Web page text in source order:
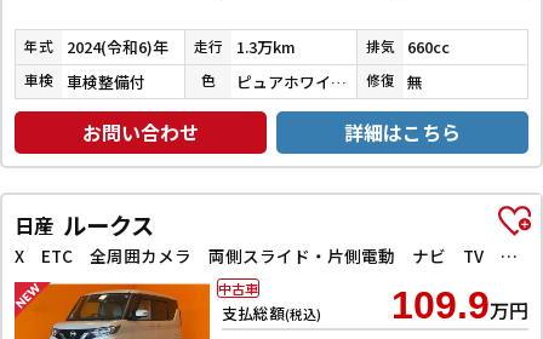
年式 2024(令和6)年 走行 1.3万km 排気 660cc
車検 車検整備付 色 ピュアホワイトパール 修復 無
お問い合わせ 詳細はこちら
日産 ルークス
X ETC 全周囲カメラ 両側スライド・片側電動 ナビ TV クリアランスソナー レーンアシスト 衝突被害軽減システム オートライト スマートキー アイドリングストップ 電動格納ミラー
支払総額(税込) 109.9万円
中古車